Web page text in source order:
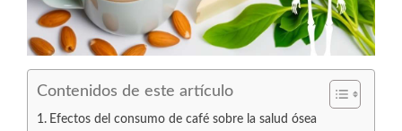
Contenidos de este artículo
Efectos del consumo de café sobre la salud ósea